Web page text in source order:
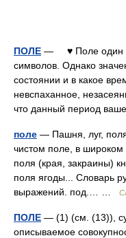
ПОЛЕ — ♥ Поле один
символов. Однако
состоянии и в какое
невспаханное,
что данный период
поле — Пашня, луг,
чистом поле, в
поля (края, закраины)
поля ягоды... Словарь
выражений. под.… …
ПОЛЕ — (1) (см. (13)),
описываемое